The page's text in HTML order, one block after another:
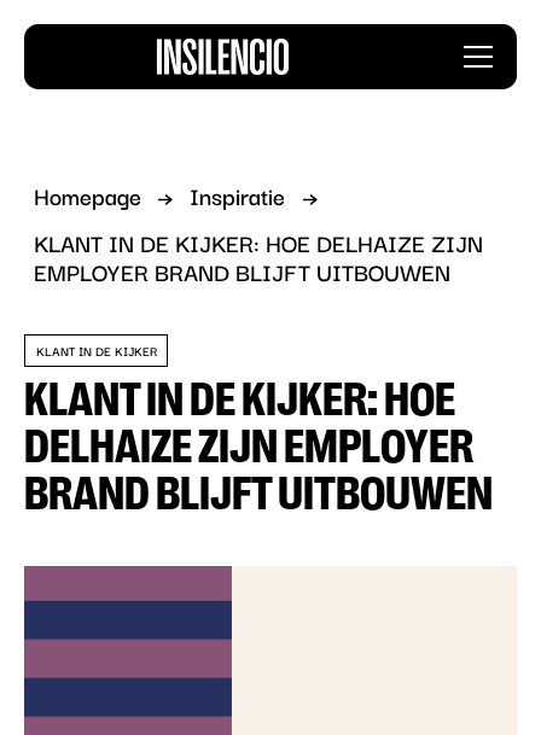
Insilencio
logo
Menu
Homepage
Inspiratie
KLANT IN DE KIJKER: HOE DELHAIZE ZIJN
EMPLOYER BRAND BLIJFT UITBOUWEN
KLANT IN DE KIJKER
KLANT IN DE KIJKER: HOE
DELHAIZE ZIJN EMPLOYER
BRAND BLIJFT UITBOUWEN